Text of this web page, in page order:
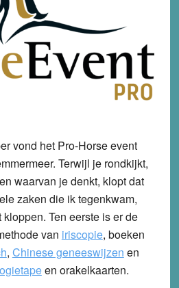
vond het Pro-Horse event
Terwijl je rondkijkt,
waarvan je denkt, klopt dat
zaken die ik tegenkwam,
Ten eerste is er de
van iriscopie, boeken
, Chinese geneeswijzen en
en orakelkaarten.